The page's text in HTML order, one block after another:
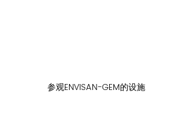
参观ENVISAN-GEM的设施